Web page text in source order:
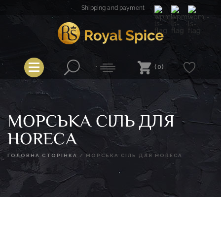
Shipping and payment
Royal Spice
(0)
МОРСЬКА СІЛЬ ДЛЯ
HORECA
ГОЛОВНА СТОРІНКА / МОРСЬКА СІЛЬ ДЛЯ HORECA